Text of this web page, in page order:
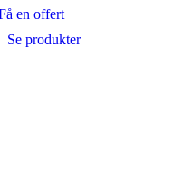
en offert
Se produkter